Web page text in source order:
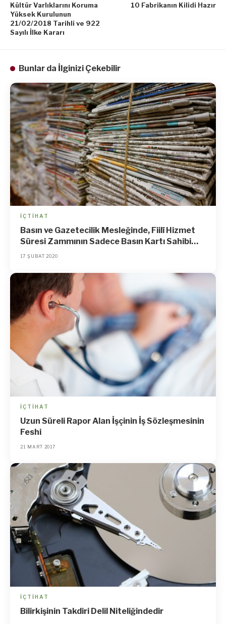
Kültür Varlıklarını Koruma
Yüksek Kurulunun
21/02/2018 Tarihli ve 922
Sayılı İlke Kararı
10 Fabrikanın Kilidi Hazır
Bunlar da İlginizi Çekebilir
İÇTIHAT
Basın ve Gazetecilik Mesleğinde, Fiilî Hizmet
Süresi Zammının Sadece Basın Kartı Sahibi
Olanlara Uygulanması Anayasaya Aykırıdır
17 ŞUBAT 2020
İÇTIHAT
Uzun Süreli Rapor Alan İşçinin İş Sözleşmesinin
Feshi
21 MART 2017
İÇTIHAT
Bilirkişinin Takdiri Delil Niteliğindedir